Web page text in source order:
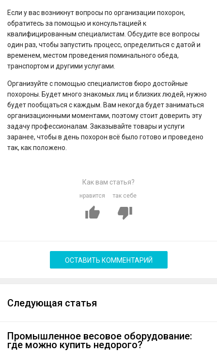
Если у вас возникнут вопросы по организации похорон,
обратитесь за помощью и консультацией к
квалифицированным специалистам. Обсудите все вопросы
один раз, чтобы запустить процесс, определиться с датой и
временем, местом проведения поминального обеда,
транспортом и другими услугами.
Организуйте с помощью специалистов бюро достойные
похороны. Будет много знакомых лиц и близких людей, нужно
будет пообщаться с каждым. Вам некогда будет заниматься
организационными моментами, поэтому стоит доверить эту
задачу профессионалам. Заказывайте товары и услуги
заранее, чтобы в день похорон всё было готово и проведено
так, как положено.
Как вам статья?
нравится так себе
ОСТАВИТЬ КОММЕНТАРИЙ
Следующая статья
Промышленное весовое оборудование:
где можно купить недорого?